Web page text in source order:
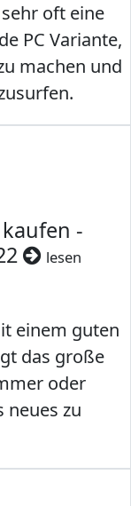
oft eine
PC Variante,
machen und
-
lesen
einem guten
das große
oder
neues zu